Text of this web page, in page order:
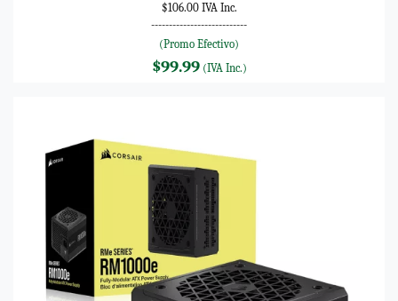
$106.00 IVA Inc.
---------------------------
(Promo Efectivo)
$99.99(IVA Inc.)